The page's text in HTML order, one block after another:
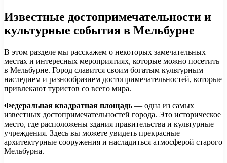
Известные достопримечательности и
культурные события в Мельбурне
В этом разделе мы расскажем о некоторых замечательных
местах и интересных мероприятиях, которые можно посетить
в Мельбурне. Город славится своим богатым культурным
наследием и разнообразием достопримечательностей, которые
привлекают туристов со всего мира.
Федеральная квадратная площадь — одна из самых
известных достопримечательностей города. Это историческое
место, где расположены здания правительства и культурные
учреждения. Здесь вы можете увидеть прекрасные
архитектурные сооружения и насладиться атмосферой старого
Мельбурна.